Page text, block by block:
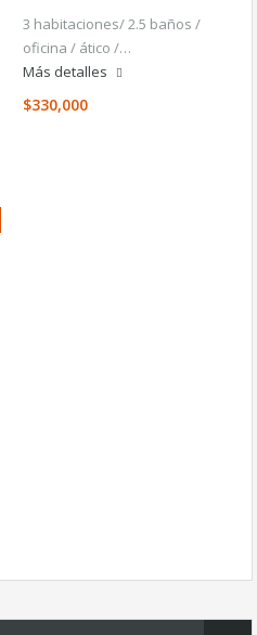
3 habitaciones/ 2.5 baños /
oficina / ático /…
Más detalles
$330,000